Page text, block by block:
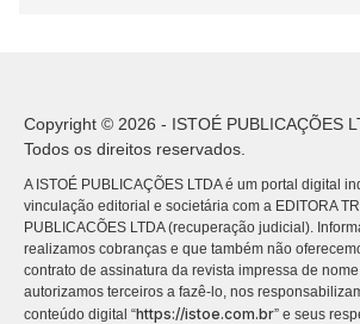
Copyright © 2026 - ISTOÉ PUBLICAÇÕES
Todos os direitos reservados.
A ISTOÉ PUBLICAÇÕES LTDA é um portal digital
vinculação editorial e societária com a EDITORA
PUBLICACÕES LTDA (recuperação judicial).
realizamos cobranças e que também não
contrato de assinatura da revista impressa de
autorizamos terceiros a fazê-lo, nos
conteúdo digital “https://istoe.com.br” e seus